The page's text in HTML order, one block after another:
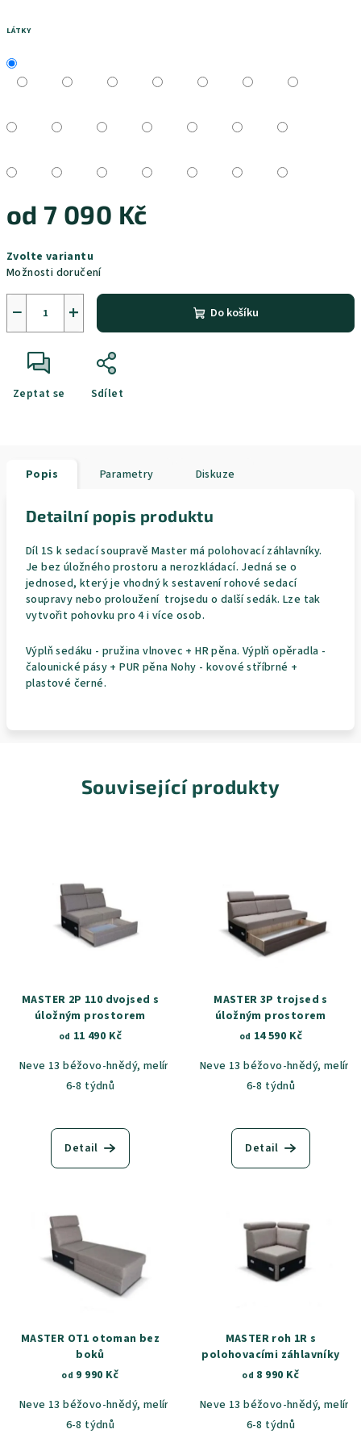
LÁTKY
od7 090 Kč
cena:
Zvolte variantu
Možnosti doručení
+
− Do košíku
Zeptat se Sdílet
Popis Parametry Diskuze
Detailní popis produktu
Díl 1S k sedací soupravě Master má polohovací záhlavníky.
Je bez úložného prostoru a nerozkládací. Jedná se o
jednosed, který je vhodný k sestavení rohové sedací
soupravy nebo proloužení trojsedu o další sedák. Lze tak
vytvořit pohovku pro 4 i více osob.
Výplň sedáku - pružina vlnovec + HR pěna. Výplň opěradla -
čalounické pásy + PUR pěna Nohy - kovové stříbrné +
plastové černé.
Související produkty
MASTER 2P 110 dvojsed s
úložným prostorem
od 11 490 Kč
Neve 13 béžovo-hnědý, melír
Neve 90 šedá, melír Castel 59
6-8 týdnů
Detail
MASTER 3P trojsed s
úložným prostorem
od 14 590 Kč
Neve 13 béžovo-hnědý, melír
6-8 týdnů
Detail
MASTER OT1 otoman bez
boků
od 9 990 Kč
Neve 13 béžovo-hnědý, melír
Neve 97 tmavě šedá, melír
6-8 týdnů
MASTER roh 1R s
polohovacími záhlavníky
od 8 990 Kč
Neve 13 béžovo-hnědý, melír
6-8 týdnů